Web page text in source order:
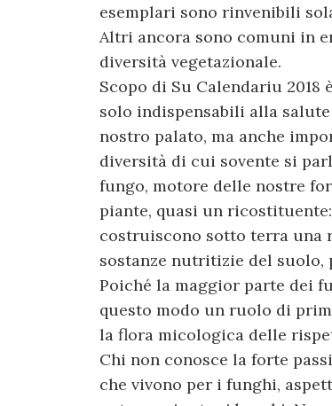
esemplari sono rinvenibili
Altri ancora sono comuni in
diversità vegetazionale.
Scopo di Su Calendariu
solo indispensabili alla
nostro palato, ma anche
diversità di cui sovente si
fungo, motore delle nostre
piante, quasi un
costruiscono sotto terra una
sostanze nutritizie del suolo,
Poiché la maggior parte dei
questo modo un ruolo di
la flora micologica delle
Chi non conosce la forte
che vivono per i funghi,